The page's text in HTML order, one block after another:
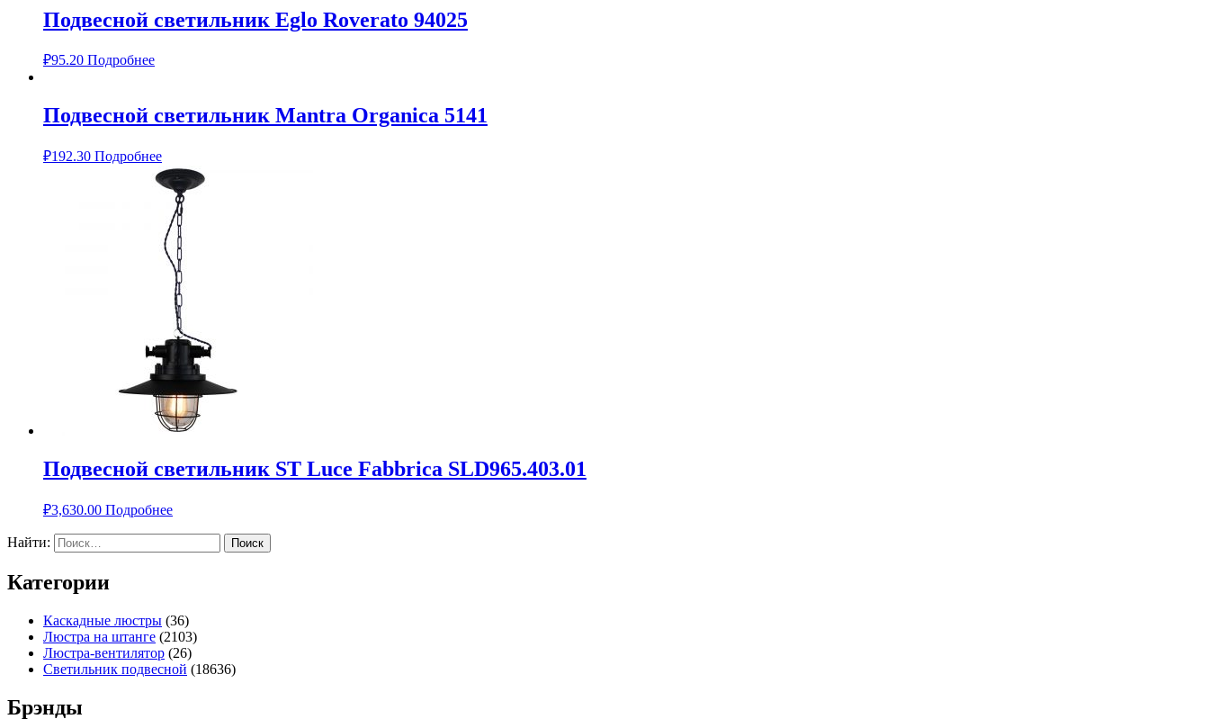
Подвесной светильник Eglo Roverato 94025
₽95.20 Подробнее
Подвесной светильник Mantra Organica 5141
₽192.30 Подробнее
Подвесной светильник ST Luce Fabbrica SLD965.403.01
₽3,630.00 Подробнее
Найти:
Категории
Каскадные люстры (36)
Люстра на штанге (2103)
Люстра-вентилятор (26)
Светильник подвесной (18636)
Брэнды